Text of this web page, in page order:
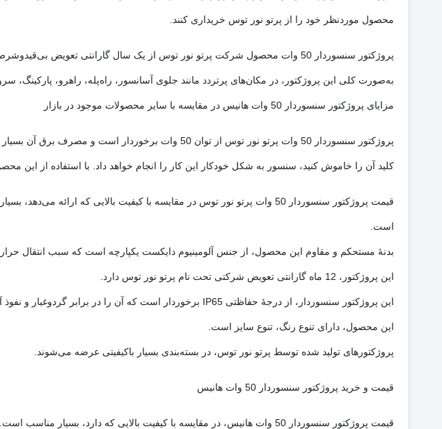
محصول موردنظر خود را از پرتو نور توس خریداری کنند.
پروژکتور سنسوردار 50 وات محصول شرکت پرتو نور توس از یک سال گارانتی
به‌صورت کلی این پروژکتور، در مکان‌های پرتردد مانند جلوی آسانسور، راه‌پله، راهرو، پارکینگ،
مزایای پروژکتور سنسوردار 50 وات هانیس در مقایسه با سایر محصولات موجود در بازار
پروژکتور سنسوردار 50 وات پرتو نور توس از توان 50
کلید آن را خاموش کنید، سنسور به شکل خودکار این کار را انجام خواهد داد. با استفاده از این
قیمت پروژکتور سنسوردار 50 وات پرتو نور توس در مقایسه با کیفیت بالایی که
است.
بدنۀ مستحکم و مقاوم این محصول، از جنس آلومینیوم دایکست یکپارچه است که سبب انتقال
این پروژکتور، 12 ماه گارانتی تعویض شرکتی تحت نام پرتو نور توس دارد.
این پروژکتور سنسوردار، از درجۀ حفاظتی IP65 برخوردار است که آن را در برابر گردوغبار و نفوذ آب مقاوم می‌کند. به همین خاطر استفاده از آن در محیط‌های باز مشکلی ایجاد نخواهد کرد.
این محصول، دارای تنوع رنگ، تنوع سایز است.
پروژکتورهای تولید شده توسط پرتو نور توس، در بسته‌بندی بسیار باکیفیتی عرضه می‌شوند.
قیمت و خرید پروژکتور سنسوردار 50 وات هانیس
قیمت پروژکتور سنسوردار 50 وات هانیس، در مقایسه با کیفیت بالایی که